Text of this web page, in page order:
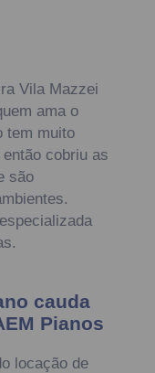
Vila Mazzei
ama o
tem muito
cobriu as
são
cauda
Pianos
locação de